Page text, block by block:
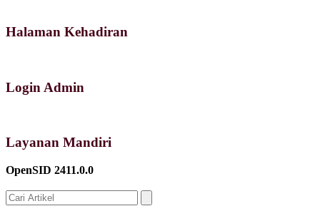
Halaman Kehadiran
Login Admin
Layanan Mandiri
OpenSID 2411.0.0